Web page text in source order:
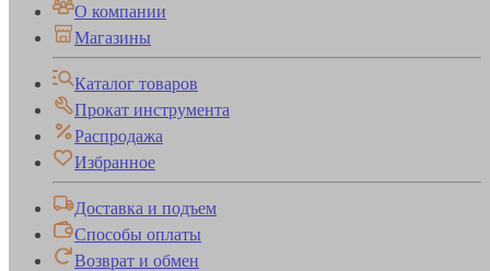
О компании
Магазины
Каталог товаров
Прокат инструмента
Распродажа
Избранное
Доставка и подъем
Способы оплаты
Возврат и обмен